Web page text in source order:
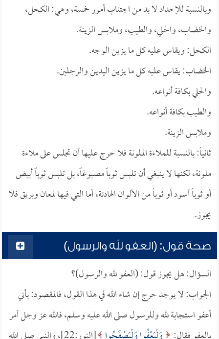
وبالنسبة للإحداد لا بد من اجتناب أمور خمسة، وهي: الكحل،
والخضاب، والحلي، والطيب، وملابس الزينة.
الكحل: ويقاس عليه كل ما يزين الوجه.
الخضاب: يقاس عليه كل ما يزين اليدين والرجلين.
والحلي بكافة أنواعه.
والطيب بكافة أنواعه.
وملابس الزينة.
ثانياً: بالنسبة للملاءة الملونة فلا حرج عليها أن تجلس على ملاءة
ملونة، لكنها لا ينبغي أن تلبس ثوباً مصبوغاً، بل تلبس ثوباً أبيض
أو ثوباً أسود أو ثوباً من الألوان الهادئة، أما التي فيها لمعان وبريق فلا
يجوز.
صحة قول: (العفو لله والرسول)
السؤال: هل يجوز قول: (العفو لله والرسول)؟
الجواب: لا يوجد حرج إن شاء الله في هذا القول، فالمقصود: بأني
أعفو استجابة لله وللرسول صلى الله عليه وسلم، فالله عز وجل أمر